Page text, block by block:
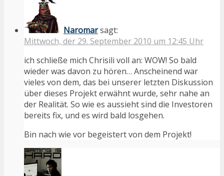
Naromarsagt:
Mittwoch, der 29. September 2010 um 12:45 Uhr
ich schließe mich Chrisili voll an: WOW! So bald
wieder was davon zu hören… Anscheinend war
vieles von dem, das bei unserer letzten Diskussion
über dieses Projekt erwähnt wurde, sehr nahe an
der Realität. So wie es aussieht sind die Investoren
bereits fix, und es wird bald losgehen.
Bin nach wie vor begeistert von dem Projekt!